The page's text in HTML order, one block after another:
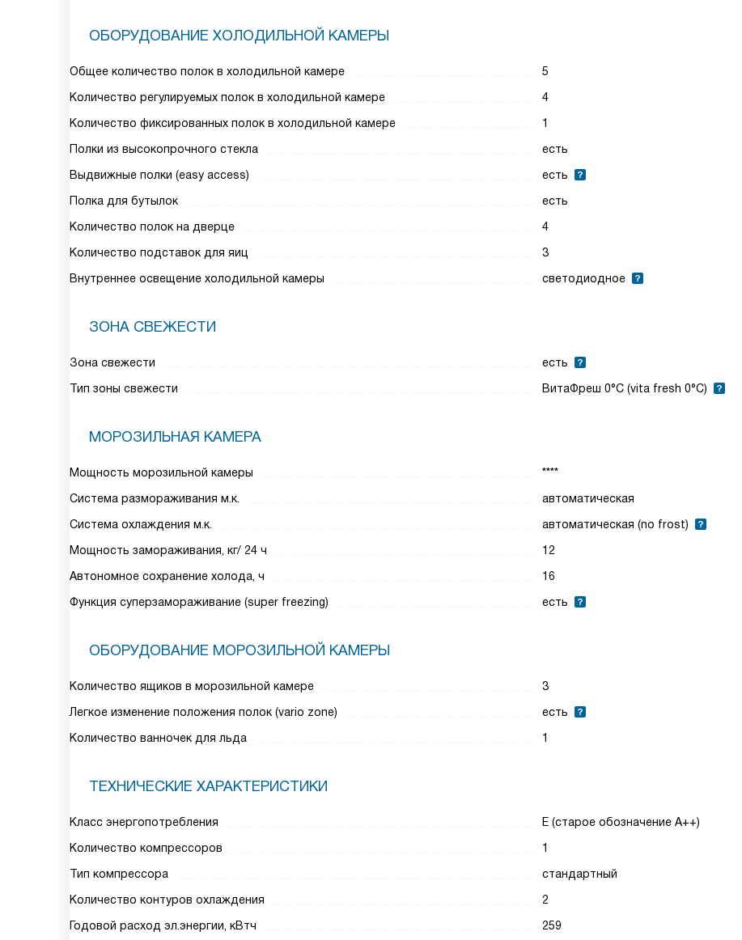
ОБОРУДОВАНИЕ ХОЛОДИЛЬНОЙ КАМЕРЫ
Общее количество полок в холодильной камере
5
Количество регулируемых полок в холодильной камере
4
Количество фиксированных полок в холодильной камере
1
Полки из высокопрочного стекла
есть
Выдвижные полки (easy access)
есть
Полка для бутылок
есть
Количество полок на дверце
4
Количество подставок для яиц
3
Внутреннее освещение холодильной камеры
светодиодное
ЗОНА СВЕЖЕСТИ
Зона свежести
есть
Тип зоны свежести
ВитаФреш 0°С (vita fresh 0°С)
МОРОЗИЛЬНАЯ КАМЕРА
Мощность морозильной камеры
****
Система размораживания м.к.
автоматическая
Система охлаждения м.к.
автоматическая (no frost)
Мощность замораживания, кг/ 24 ч
12
Автономное сохранение холода, ч
16
Функция суперзамораживание (super freezing)
есть
ОБОРУДОВАНИЕ МОРОЗИЛЬНОЙ КАМЕРЫ
Количество ящиков в морозильной камере
3
Легкое изменение положения полок (vario zone)
есть
Количество ванночек для льда
1
ТЕХНИЧЕСКИЕ ХАРАКТЕРИСТИКИ
Класс энергопотребления
E (старое обозначение A++)
Количество компрессоров
1
Тип компрессора
стандартный
Количество контуров охлаждения
2
Годовой расход эл.энергии, кВтч
259